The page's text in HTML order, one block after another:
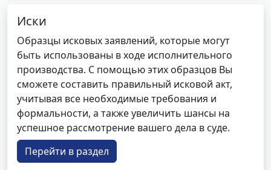
Иски
Образцы исковых заявлений, которые могут
быть использованы в ходе исполнительного
производства. С помощью этих образцов Вы
сможете составить правильный исковой акт,
учитывая все необходимые требования и
формальности, а также увеличить шансы на
успешное рассмотрение вашего дела в суде.
Перейти в раздел